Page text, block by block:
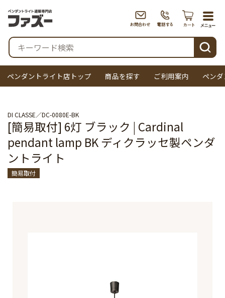
検索
ペンダントライト店トップ 商品を探す ご利用案内 ペン
DI CLASSE DC-0080E-BK
[簡易取付] 6灯 ブラック | Cardinal
pendant lamp BK ディクラッセ製ペンダ
ントライト
簡易取付